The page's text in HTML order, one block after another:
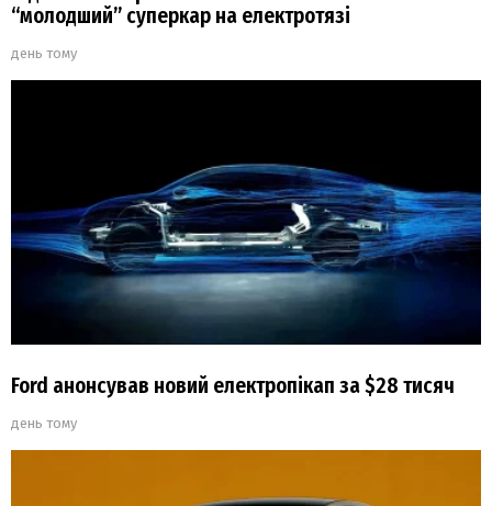
“молодший” суперкар на електротязі
день тому
Ford анонсував новий електропікап за $28 тисяч
день тому